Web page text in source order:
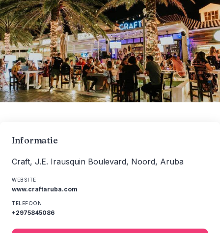
Informatie
Craft, J.E. Irausquin Boulevard, Noord, Aruba
WEBSITE
www.craftaruba.com
TELEFOON
+2975845086